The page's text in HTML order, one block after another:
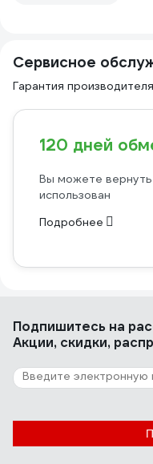
Сервисное
Гарантия
120 дней
Вы можете
использован
Подробнее
Подпишитесь на
Акции, скидки,